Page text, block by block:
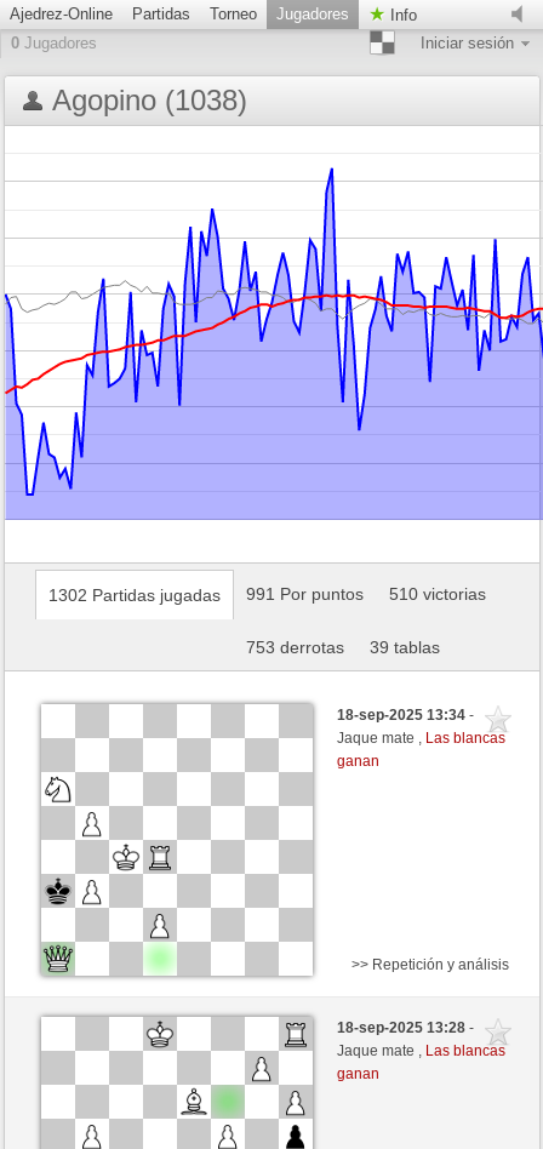
Ajedrez-Online Partidas Torneo Jugadores
Info
0 Jugadores Iniciar sesión
Agopino (1038)
1302 Partidas jugadas 991 Por puntos 510 victorias
753 derrotas 39 tablas
18-sep-2025 13:34-
Jaque mate , Las blancas
ganan
Blancas
beginner01 (1124) (+19)
Agopino (1051) (-13)
Tiempo: 6 minutes/side + 3 seconds/move
Esta partida es por puntos
>> Repetición y análisis
18-sep-2025 13:28-
Jaque mate , Las blancas
ganan